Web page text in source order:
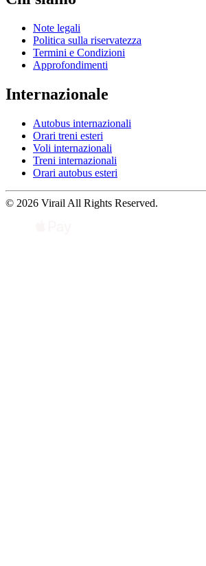
Note legali
Politica sulla riservatezza
Termini e Condizioni
Approfondimenti
Internazionale
Autobus internazionali
Orari treni esteri
Voli internazionali
Treni internazionali
Orari autobus esteri
© 2026 Virail All Rights Reserved.